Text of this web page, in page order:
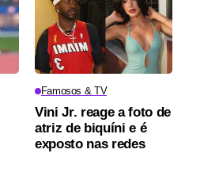
Famosos & TV
Vini Jr. reage a foto de
atriz de biquíni e é
exposto nas redes